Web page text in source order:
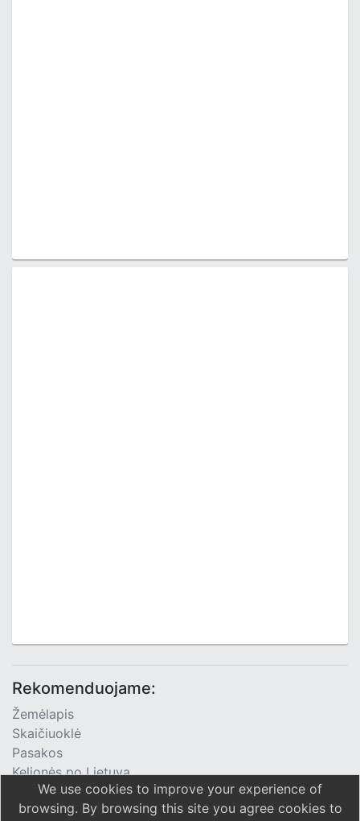
Rekomenduojame:
Žemėlapis
Skaičiuoklė
Pasakos
Kelionės po Lietuvą
TV Programa
We use cookies to improve your experience of
browsing. By browsing this site you agree cookies to